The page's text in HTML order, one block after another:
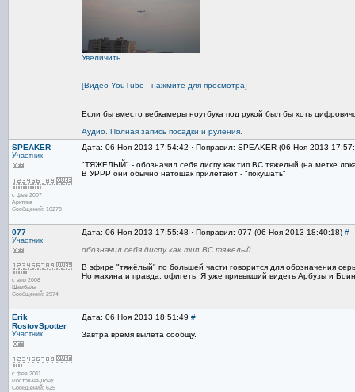
Увеличить
[Видео YouTube - нажмите для просмотра]
Если бы вместо вебкамеры ноутбука под рукой был бы хоть
Аудио. Полная запись посадки и руления.
SPEAKER
Участник
с фев 2007
Арктика
Сообщений: 10278
Дата: 06 Ноя 2013 17:54:42 · Поправил: SPEAKER (06 Ноя 2013
"ТЯЖЕЛЫЙ" - обозначил себя диспу как тип ВС тяжелый (на метке
В УРРР они обычно натощак прилетают - "покушать"
077
Участник
с апр 2008
Шамбала
Сообщений: 2974
Дата: 06 Ноя 2013 17:55:48 · Поправил: 077 (06 Ноя 2013 18:40:18) #
обозначил себя диспу как тип ВС тяжелый
В эфире "тяжёлый" по большей части говорится для обозначения
Но махина и правда, офигеть. Я уже привыкший видеть Арбузы и
Erik
RostovSpotter
Участник
с фев 2011
Ростов-на-Дону
Сообщений: 625
Дата: 06 Ноя 2013 18:51:49 #
Завтра время вылета сообщу.